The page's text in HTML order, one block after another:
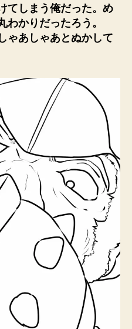
てしまう俺だった。め
わかりだったろう。
ゃあしゃあとぬかして